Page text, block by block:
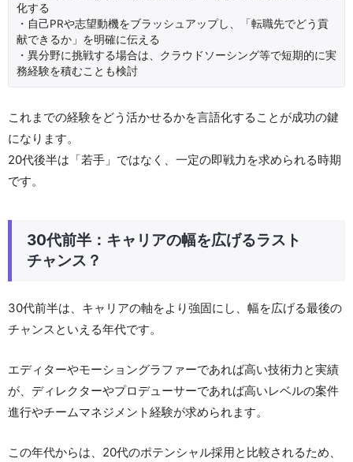
化する
・自己PRや志望動機をブラッシュアップし、「転職先でどう貢
献できるか」を明確に伝える
・異分野に挑戦する場合は、クラウドソーシング等で短期的に実
務経験を積むことも検討
これまでの経験をどう活かせるかを言語化することが成功の鍵
になります。
20代後半は「若手」ではなく、一定の即戦力を求められる時期
です。
30代前半：キャリアの幅を広げるラスト
チャンス？
30代前半は、キャリアの軸をより強固にし、幅を広げる最後の
チャンスといえる年代です。
エディターやモーショングラファーであれば高い技術力と実績
が、ディレクターやプロデューサーであれば高いレベルの案件
進行やチームマネジメント経験が求められます。
この年代からは、20代のポテンシャル採用と比較されるため、